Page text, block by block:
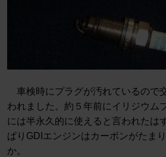
車検時にプラグが汚れているので
われました。約５年前にイリジウム
には半永久的に使えると言われた
ぱりGDIエンジンはカーボンがたま
か。